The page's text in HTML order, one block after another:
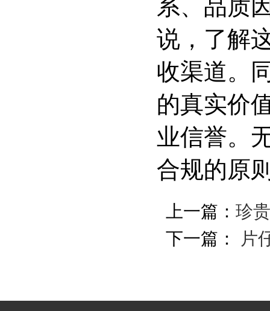
系、品质
说，了解
收渠道。
的真实价
业信誉。
合规的原
上一篇： 珍
下一篇：
片